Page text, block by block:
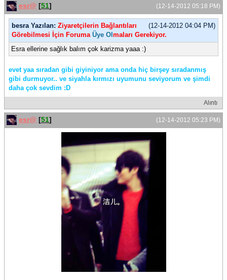
(12-14-2012 05:18 PM)
esr@ [51]
(12-14-2012 04:04 PM)
besra Yazılan: Ziyaretçilerin Bağlantıları
Görebilmesi İçin Foruma Üye Ol maları Gerekiyor.
Esra ellerine sağlık balım çok karizma yaaa :)
evet yaa sıradan gibi giyiniyor ama onda hiç birşey sıradanmış
gibi durmuyor.. ve siyahla kırmızı uyumunu seviyorum ve şimdi
daha çok sevdim :D
Alıntı
(12-14-2012 05:23 PM)
esr@ [51]